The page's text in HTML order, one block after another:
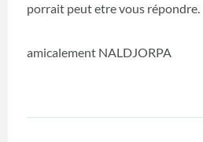
porrait peut etre vous répondre.
amicalement NALDJORPA